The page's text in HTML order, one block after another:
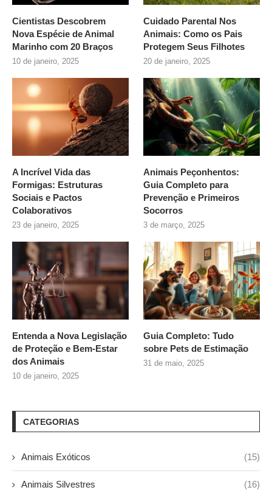
Cientistas Descobrem
Nova Espécie de Animal
Marinho com 20 Braços
10 de janeiro, 2025
Cuidado Parental Nos
Animais: Como os Pais
Protegem Seus Filhotes
20 de janeiro, 2025
A Incrível Vida das
Formigas: Estruturas
Sociais e Pactos
Colaborativos
23 de janeiro, 2025
Animais Peçonhentos:
Guia Completo para
Prevenção e Primeiros
Socorros
3 de março, 2025
Entenda a Nova Legislação
de Proteção e Bem-Estar
dos Animais
10 de janeiro, 2025
Guia Completo: Tudo
sobre Pets de Estimação
31 de maio, 2025
CATEGORIAS
Animais Exóticos (15)
Animais Silvestres (16)